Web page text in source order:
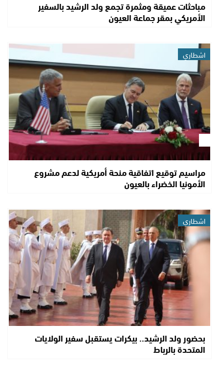
مباحثات عميقة ومثمرة تجمع ولد الرشيد بالسفير
الأمريكي بمقر جماعة العيون
اشطاري
مراسيم توقيع اتفاقية منحة أمريكية لدعم مشروع
الأمونيا الخضراء بالعيون
اشطاري
بحضور ولد الرشيد.. بيكرات يستقبل سفير الولايات
المتحدة بالرباط